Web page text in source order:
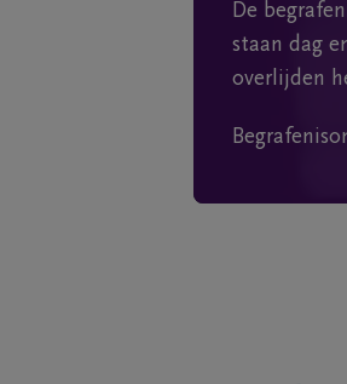
De
staan dag
overlijden